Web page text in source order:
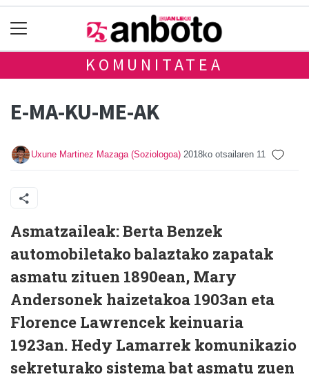
KOMUNITATEA
E-MA-KU-ME-AK
Uxune Martinez Mazaga (Soziologoa) 2018ko otsailaren 11
Asmatzaileak: Berta Benzek
automobiletako balaztako zapatak
asmatu zituen 1890ean, Mary
Andersonek haizetakoa 1903an eta
Florence Lawrencek keinuaria
1923an. Hedy Lamarrek komunikazio
sekreturako sistema bat asmatu zuen